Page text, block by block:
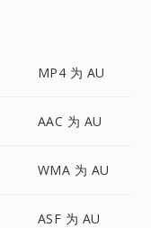
MP4 为 AU
AAC 为 AU
WMA 为 AU
ASF 为 AU